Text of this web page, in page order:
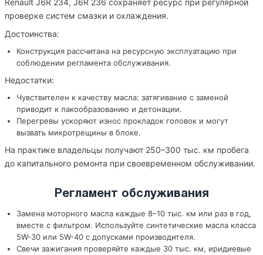
Renault J6R 234, J6R 236 сохраняет ресурс при регулярной
проверке систем смазки и охлаждения.
Достоинства:
Конструкция рассчитана на ресурсную эксплуатацию при
соблюдении регламента обслуживания.
Недостатки:
Чувствителен к качеству масла: затягивание с заменой
приводит к лакообразованию и детонации.
Перегревы ускоряют износ прокладок головок и могут
вызвать микротрещины в блоке.
На практике владельцы получают 250–300 тыс. км пробега
до капитального ремонта при своевременном обслуживании.
Регламент обслуживания
Замена моторного масла каждые 8–10 тыс. км или раз в год,
вместе с фильтром. Используйте синтетические масла класса
5W-30 или 5W-40 с допусками производителя.
Свечи зажигания проверяйте каждые 30 тыс. км, иридиевые